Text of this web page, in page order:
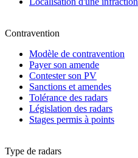
Contravention
Modèle de contravention
Payer son amende
Contester son PV
Sanctions et amendes
Tolérance des radars
Législation des radars
Stages permis à points
Type de radars